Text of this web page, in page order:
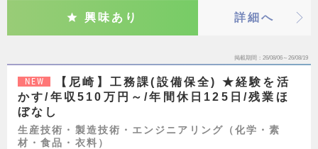
興味あり 詳細へ
掲載期間 26/08/06～26/08/19
NEW
【尼崎】工務課(設備保全) ★経験を活
かす/年収510万円～/年間休日125日/残業ほ
ぼなし
生産技術・製造技術・エンジニアリング（化学・素
材・食品・衣料）